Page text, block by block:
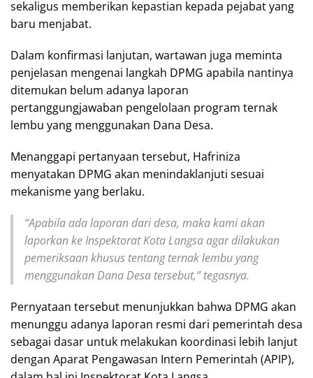
sekaligus memberikan kepastian kepada pejabat yang
baru menjabat.
Dalam konfirmasi lanjutan, wartawan juga meminta
penjelasan mengenai langkah DPMG apabila nantinya
ditemukan belum adanya laporan
pertanggungjawaban pengelolaan program ternak
lembu yang menggunakan Dana Desa.
Menanggapi pertanyaan tersebut, Hafriniza
menyatakan DPMG akan menindaklanjuti sesuai
mekanisme yang berlaku.
“Apabila ada laporan dari desa, maka kami akan
laporkan ke Inspektorat Kota Langsa agar dilakukan
pemeriksaan khusus tentang ternak lembu yang
menggunakan Dana Desa tersebut,” tegasnya.
Pernyataan tersebut menunjukkan bahwa DPMG akan
menunggu adanya laporan resmi dari pemerintah desa
sebagai dasar untuk melakukan koordinasi lebih lanjut
dengan Aparat Pengawasan Intern Pemerintah (APIP),